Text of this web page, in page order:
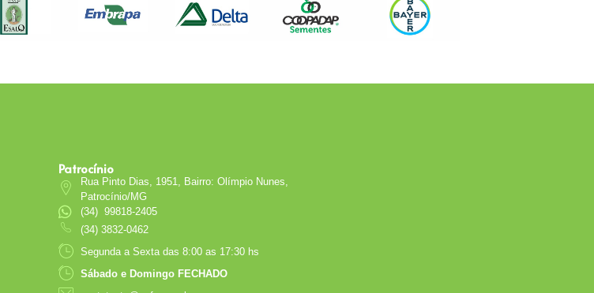
Patrocínio
Rua Pinto Dias, 1951, Bairro: Olímpio Nunes,
Patrocínio/MG
(34) 99818-2405
(34) 3832-0462
Segunda a Sexta das 8:00 as 17:30 hs
Sábado e Domingo FECHADO